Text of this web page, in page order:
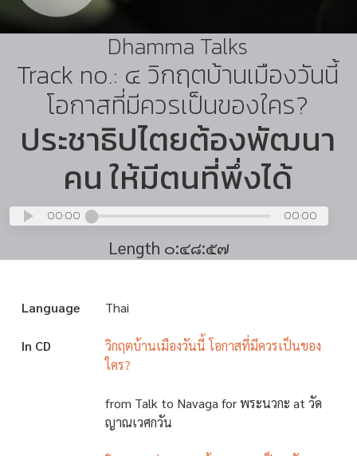
Dhamma Talks
Track no.: ๔ วิกฤตบ้านเมืองวันนี้
โอกาสที่มีควรเป็นของใคร?
ประชาธิปไตยต้องพัฒนา
คน ให้มีตนที่พึ่งได้
00:00 00:00
Length ๐:๔๘:๕๗
Language Thai
In CD
วิกฤตบ้านเมืองวันนี้ โอกาสที่มีควรเป็นของ
ใคร?
from Talk to Navaga for พระนวกะ at วัด
ญาณเวศกวัน